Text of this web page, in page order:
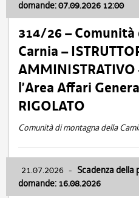
domande: 07.09.2026 12:00
314/26 –
Carnia –
AMMINISTRATIVO
l’Area Affari
RIGOLATO
Comunità di montagna della
21.07.2026 - Scadenza della
domande: 16.08.2026